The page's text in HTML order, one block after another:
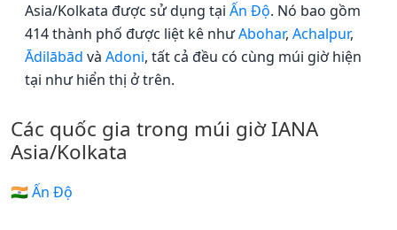
Asia/Kolkata được sử dụng tại Ấn Độ. Nó bao gồm
414 thành phố được liệt kê nhưAbohar, Achalpur,
Ādilābād và Adoni, tất cả đều có cùng múi giờ hiện
tại như hiển thị ở trên.
Các quốc gia trong múi giờ IANA
Asia/Kolkata
🇮🇳 Ấn Độ